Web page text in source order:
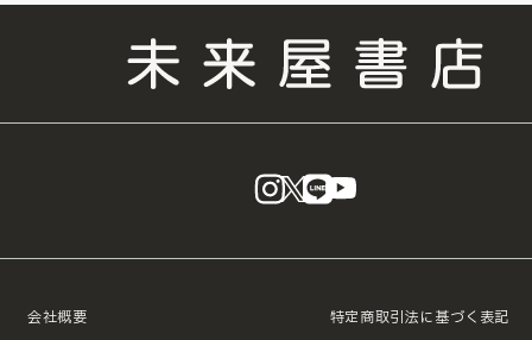
instagram
X LINE
会社概要 特定商取引法に基づく表記